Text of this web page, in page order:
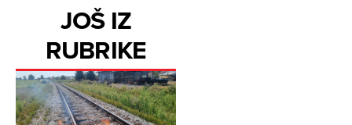
JOŠ IZ
RUBRIKE